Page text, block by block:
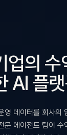
업의 수
AI 플
영 데이터를 회사의
문 에이전트 팀이 수